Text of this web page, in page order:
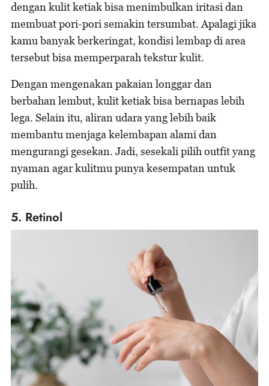
dengan kulit ketiak bisa menimbulkan iritasi dan
membuat pori-pori semakin tersumbat. Apalagi jika
kamu banyak berkeringat, kondisi lembap di area
tersebut bisa memperparah tekstur kulit.
Dengan mengenakan pakaian longgar dan
berbahan lembut, kulit ketiak bisa bernapas lebih
lega. Selain itu, aliran udara yang lebih baik
membantu menjaga kelembapan alami dan
mengurangi gesekan. Jadi, sesekali pilih outfit yang
nyaman agar kulitmu punya kesempatan untuk
pulih.
5. Retinol